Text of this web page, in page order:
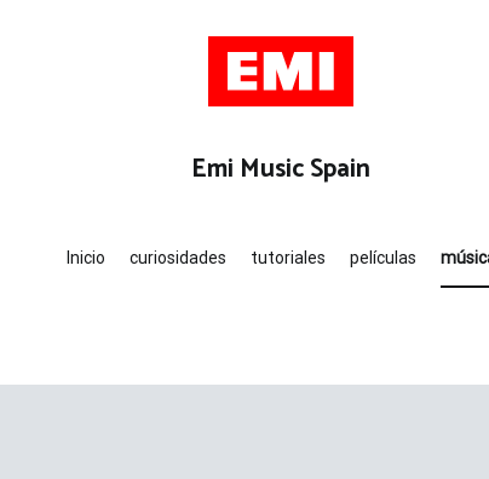
Emi Music Spain
Inicio curiosidades tutoriales películas